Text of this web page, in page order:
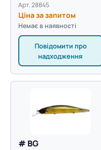
Арт. 28845
Ціна за запитом
Немає в наявності
Повідомити про
надходження
# BG